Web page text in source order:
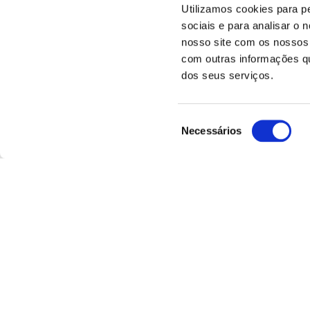
Utilizamos cookies para
sociais e para analisar o
nosso site com os
com outras informações
dos seus serviços.
de
Necessários